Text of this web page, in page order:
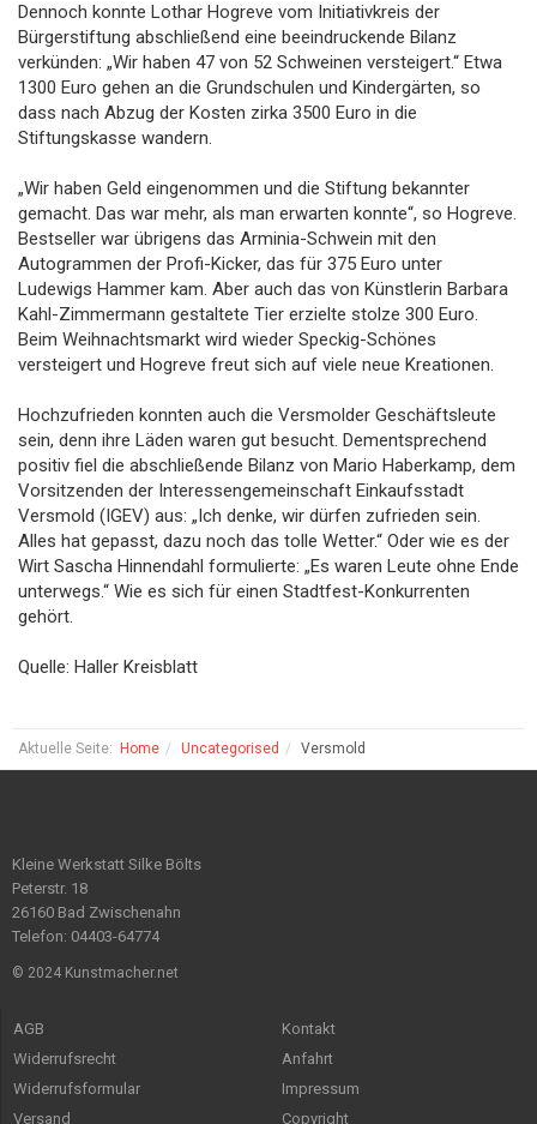
Dennoch konnte Lothar Hogreve vom Initiativkreis der
Bürgerstiftung abschließend eine beeindruckende Bilanz
verkünden: „Wir haben 47 von 52 Schweinen versteigert.“ Etwa
1300 Euro gehen an die Grundschulen und Kindergärten, so
dass nach Abzug der Kosten zirka 3500 Euro in die
Stiftungskasse wandern.
„Wir haben Geld eingenommen und die Stiftung bekannter
gemacht. Das war mehr, als man erwarten konnte“, so Hogreve.
Bestseller war übrigens das Arminia-Schwein mit den
Autogrammen der Profi-Kicker, das für 375 Euro unter
Ludewigs Hammer kam. Aber auch das von Künstlerin Barbara
Kahl-Zimmermann gestaltete Tier erzielte stolze 300 Euro.
Beim Weihnachtsmarkt wird wieder Speckig-Schönes
versteigert und Hogreve freut sich auf viele neue Kreationen.
Hochzufrieden konnten auch die Versmolder Geschäftsleute
sein, denn ihre Läden waren gut besucht. Dementsprechend
positiv fiel die abschließende Bilanz von Mario Haberkamp, dem
Vorsitzenden der Interessengemeinschaft Einkaufsstadt
Versmold (IGEV) aus: „Ich denke, wir dürfen zufrieden sein.
Alles hat gepasst, dazu noch das tolle Wetter.“ Oder wie es der
Wirt Sascha Hinnendahl formulierte: „Es waren Leute ohne Ende
unterwegs.“ Wie es sich für einen Stadtfest-Konkurrenten
gehört.
Quelle: Haller Kreisblatt
Aktuelle Seite: Home Uncategorised Versmold
Kleine Werkstatt Silke Bölts
Peterstr. 18
26160 Bad Zwischenahn
Telefon: 04403-64774
© 2024 Kunstmacher.net
AGB
Widerrufsrecht
Widerrufsformular
Versand
Kontakt
Anfahrt
Impressum
Copyright